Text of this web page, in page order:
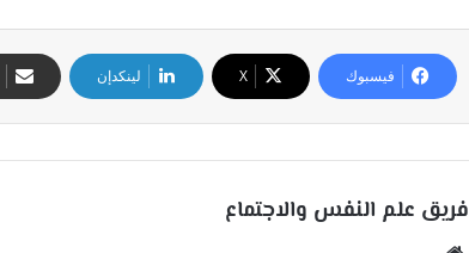
فيسبوك ‫X لينكدإن
فريق علم النفس والاجتماع